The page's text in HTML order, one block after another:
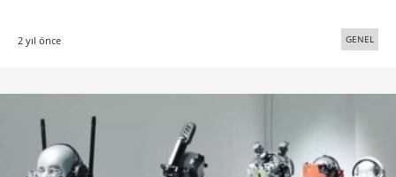
2 yıl önce GENEL